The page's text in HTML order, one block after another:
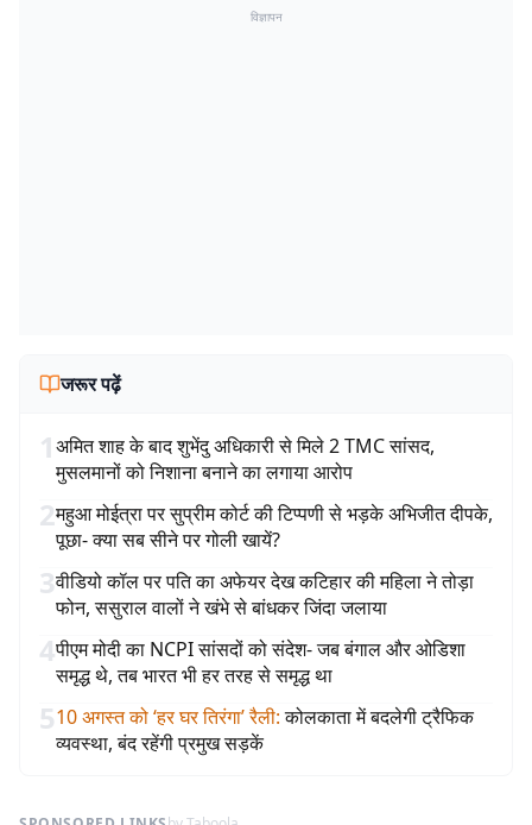
विज्ञापन
जरूर पढ़ें
1अमित शाह के बाद शुभेंदु अधिकारी से मिले 2 TMC सांसद,
मुसलमानों को निशाना बनाने का लगाया आरोप
2महुआ मोईत्रा पर सुप्रीम कोर्ट की टिप्पणी से भड़के अभिजीत दीपके,
पूछा- क्या सब सीने पर गोली खायें?
3वीडियो कॉल पर पति का अफेयर देख कटिहार की महिला ने तोड़ा
फोन, ससुराल वालों ने खंभे से बांधकर जिंदा जलाया
4पीएम मोदी का NCPI सांसदों को संदेश- जब बंगाल और ओडिशा
समृद्ध थे, तब भारत भी हर तरह से समृद्ध था
510 अगस्त को ‘हर घर तिरंगा’ रैली: कोलकाता में बदलेगी ट्रैफिक
व्यवस्था, बंद रहेंगी प्रमुख सड़कें